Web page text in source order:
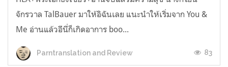
จักรวาล TalBauer มาให้อิฉันเลย แนะนำให้เริ่มจาก You &
Me อ่านแล้วอีนี่ก็เกิดอาการ boo...
Parntranslation and Review 83